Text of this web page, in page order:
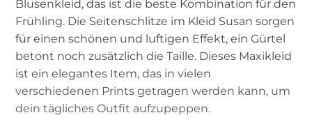
Blusenkleid, das ist die beste Kombination für den
Frühling. Die Seitenschlitze im Kleid Susan sorgen
für einen schönen und luftigen Effekt, ein Gürtel
betont noch zusätzlich die Taille. Dieses Maxikleid
ist ein elegantes Item, das in vielen
verschiedenen Prints getragen werden kann, um
dein tägliches Outfit aufzupeppen.